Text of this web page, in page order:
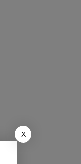
X